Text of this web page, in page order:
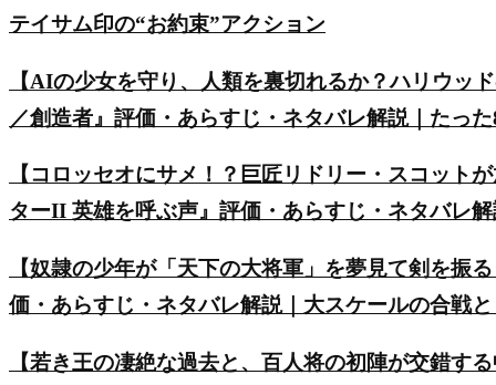
テイサム印の“お約束”アクション
【AIの少女を守り、人類を裏切れるか？ハリウッ
／創造者』評価・あらすじ・ネタバレ解説｜たっ
【コロッセオにサメ！？巨匠リドリー・スコット
ターII 英雄を呼ぶ声』評価・あらすじ・ネタバレ
【奴隷の少年が「天下の大将軍」を夢見て剣を振
価・あらすじ・ネタバレ解説｜大スケールの合戦
【若き王の凄絶な過去と、百人将の初陣が交錯す